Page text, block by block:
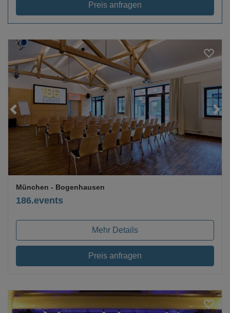
Preis anfragen
Loading...
186.events
München - Bogenhausen
Mehr Details
Preis anfragen